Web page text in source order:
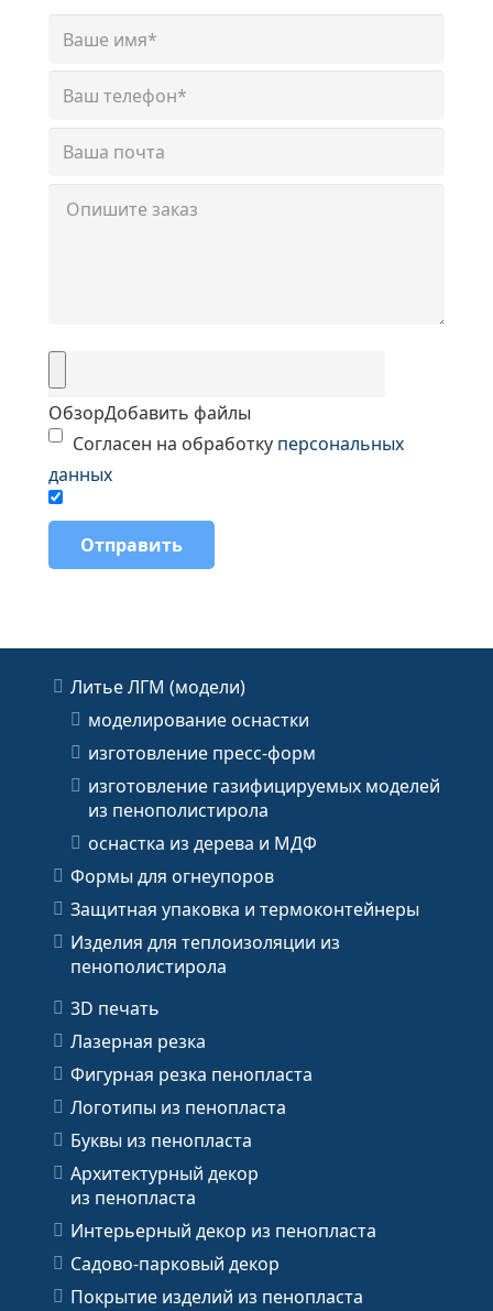
ОбзорДобавить файлы
Согласен на обработку персональных
данных
Литье ЛГМ (модели)
моделирование оснастки
изготовление пресс-форм
изготовление газифицируемых моделей
из пенополистирола
оснастка из дерева и МДФ
Формы для огнеупоров
Защитная упаковка и термоконтейнеры
Изделия для теплоизоляции из
пенополистирола
3D печать
Лазерная резка
Фигурная резка пенопласта
Логотипы из пенопласта
Буквы из пенопласта
Архитектурный декор
из пенопласта
Интерьерный декор из пенопласта
Садово-парковый декор
Покрытие изделий из пенопласта